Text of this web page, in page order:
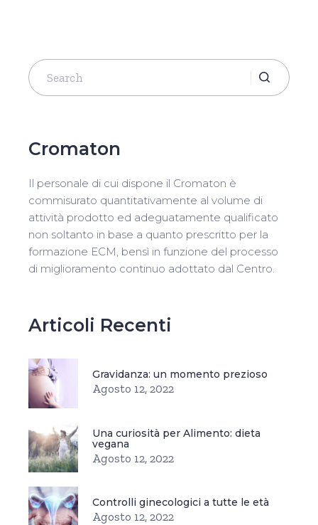
Search
for:
Cromaton
Il personale di cui dispone il Cromaton è
commisurato quantitativamente al volume di
attività prodotto ed adeguatamente qualificato
non soltanto in base a quanto prescritto per la
formazione ECM, bensì in funzione del processo
di miglioramento continuo adottato dal Centro.
Articoli Recenti
Gravidanza: un momento prezioso
Agosto 12, 2022
Una curiosità per Alimento: dieta
vegana
Agosto 12, 2022
Controlli ginecologici a tutte le età
Agosto 12, 2022